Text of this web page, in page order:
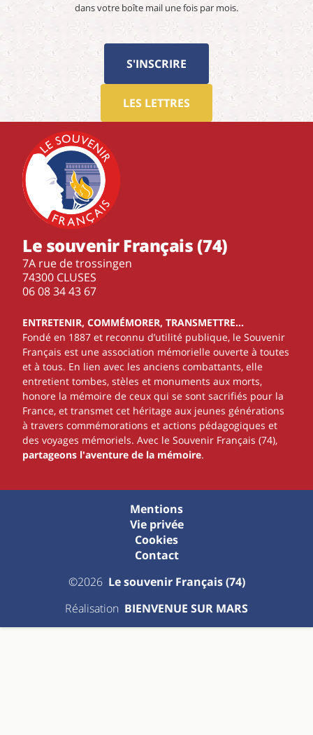
dans votre boîte mail une fois par mois.
S'INSCRIRE
LES LETTRES
Le souvenir Français (74)
7A rue de trossingen
74300 CLUSES
‭06 08 34 43 67‬
ENTRETENIR, COMMÉMORER, TRANSMETTRE…
Fondé en 1887 et reconnu d’utilité publique, le Souvenir
Français est une association mémorielle ouverte à toutes
et à tous. En lien avec les anciens combattants, elle
entretient tombes, stèles et monuments aux morts,
honore la mémoire de ceux qui se sont sacrifiés pour la
France, et transmet cet héritage aux jeunes générations
à travers commémorations et actions pédagogiques et
des voyages mémoriels. Avec le Souvenir Français (74),
partageons l'aventure de la mémoire.
©2026 Le souvenir Français (74)
Mentions
Vie privée
Cookies
Contact
Réalisation BIENVENUE SUR MARS